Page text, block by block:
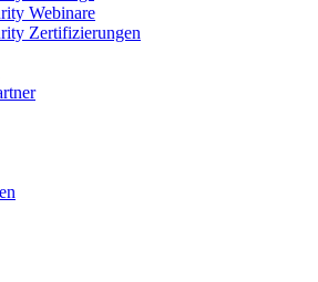
Webinare
Zertifizierungen